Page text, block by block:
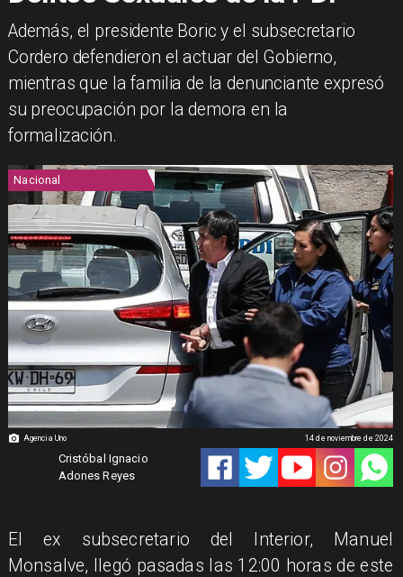
Además, el presidente Boric y el subsecretario
Cordero defendieron el actuar del Gobierno,
mientras que la familia de la denunciante expresó
su preocupación por la demora en la
formalización.
Agencia Uno
Nacional
Cristóbal Ignacio
Adones Reyes
14 de noviembre de 2024
El ex subsecretario del Interior, Manuel
Monsalve, llegó pasadas las 12:00 horas de este